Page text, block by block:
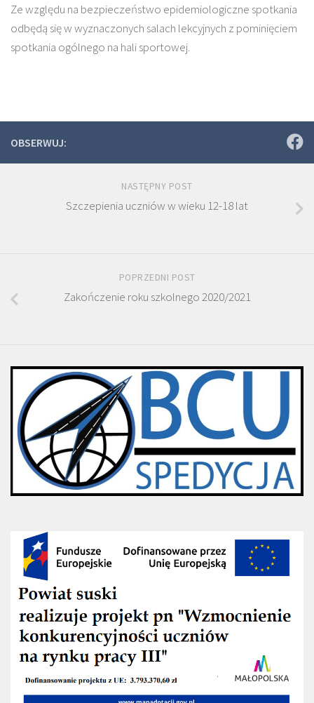
Ze względu na bezpieczeństwo epidemiologiczne spotkania
odbędą się w wyznaczonych salach lekcyjnych z pominięciem
spotkania ogólnego na hali sportowej.
OBSERWUJ:
NASTĘPNY POST
Szczepienia uczniów w wieku 12-18 lat
POPRZEDNI POST
Zakończenie roku szkolnego 2020/2021